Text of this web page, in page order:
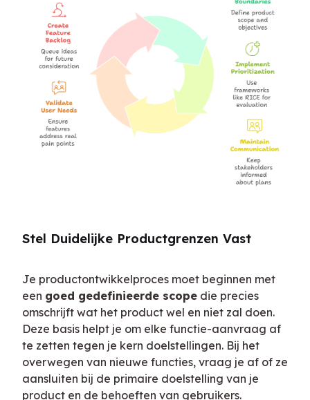
Stel Duidelijke Productgrenzen Vast
Je productontwikkelproces moet beginnen met
een goed gedefinieerde scope die precies
omschrijft wat het product wel en niet zal doen.
Deze basis helpt je om elke functie-aanvraag af
te zetten tegen je kern doelstellingen. Bij het
overwegen van nieuwe functies, vraag je af of ze
aansluiten bij de primaire doelstelling van je
product en de behoeften van gebruikers.